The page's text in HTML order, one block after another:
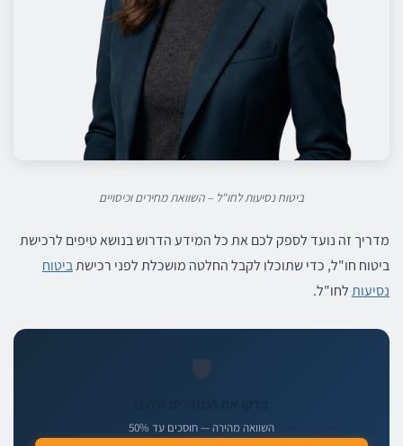
ביטוח נסיעות לחו"ל – השוואת מחירים וכיסויים
מדריך זה נועד לספק לכם את כל המידע הדרוש בנושא טיפים לרכישת
ביטוח חו"ל, כדי שתוכלו לקבל החלטה מושכלת לפני רכישתביטוח
נסיעותלחו"ל.
השוואה מהירה — חוסכים עד 50%